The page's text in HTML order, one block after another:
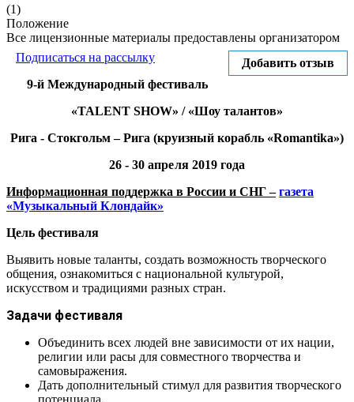
(1)
Положение
Все лицензионные материалы предоставлены организатором
Добавить отзыв
Подписаться на рассылку
9-й Международный фестиваль
«TALENT SHOW» / «Шоу талантов»
Рига - Стокгольм – Рига (круизный корабль «Romantika»)
26 - 30апреля2019года
Информационная поддержка в России и СНГ – газета
«Музыкальный Клондайк»
Цель фестиваля
Выявить новые таланты, создать возможность творческого
общения, ознакомиться с национальной культурой,
искусством и традициями разных стран.
Задачи фестиваля
Объединить всех людей вне зависимости от их нации,
религии или расы для совместного творчества и
самовыражения.
Дать дополнительный стимул для развития творческого
потенциала.